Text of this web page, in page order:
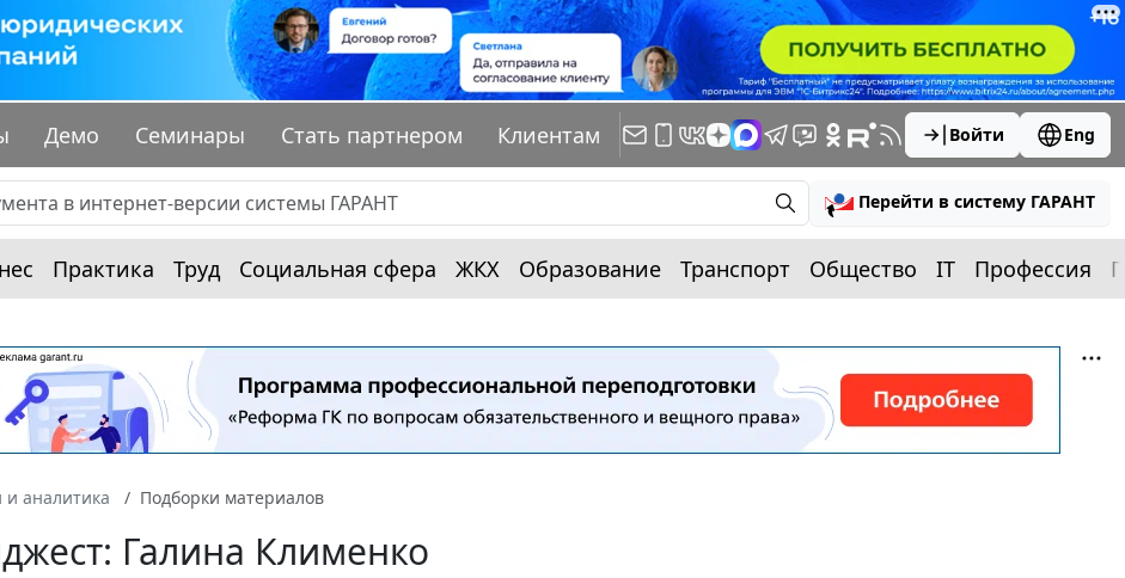
Демо Семинары Стать партнером Клиентам Войти Eng
Перейти в систему ГАРАНТ
Практика Труд Социальная сфера ЖКХ Образование Транспорт Общество IT Профессия
и аналитика Подборки материалов
Галина Клименко